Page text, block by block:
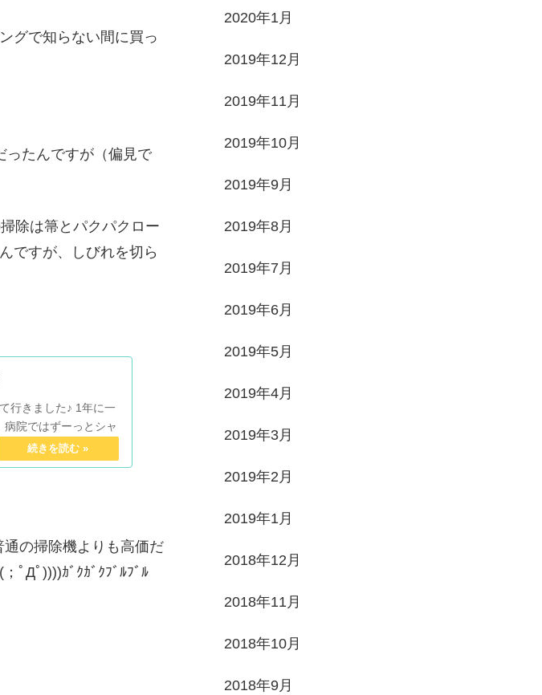
グで知らない間に買っ
ったんですが（偏見で
除は箒とパクパクロー
ですが、しびれを切ら
行きました♪ 1年に一
院ではずーっとシャ
ら、...
の掃除機よりも高価だ
ﾟДﾟ))))ｶﾞｸｶﾞｸﾌﾞﾙﾌﾞﾙ
2020年1月
2019年12月
2019年11月
2019年10月
2019年9月
2019年8月
2019年7月
2019年6月
2019年5月
2019年4月
2019年3月
2019年2月
2019年1月
2018年12月
2018年11月
2018年10月
2018年9月